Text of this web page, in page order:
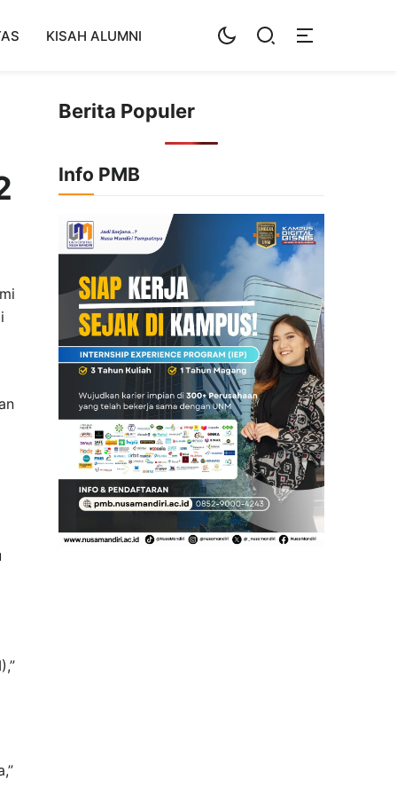
KISAH ALUMNI
Berita Populer
Info PMB